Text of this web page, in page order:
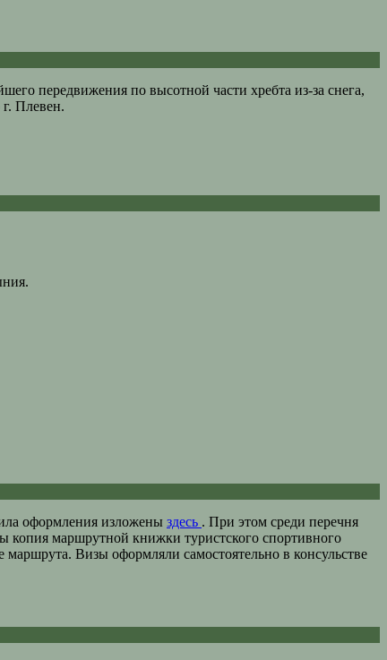
передвижения по высотной части хребта из-за снега,
Плевен.
оформления изложены здесь . При этом среди перечня
маршрутной книжки туристского спортивного
Визы оформляли самостоятельно в консульстве